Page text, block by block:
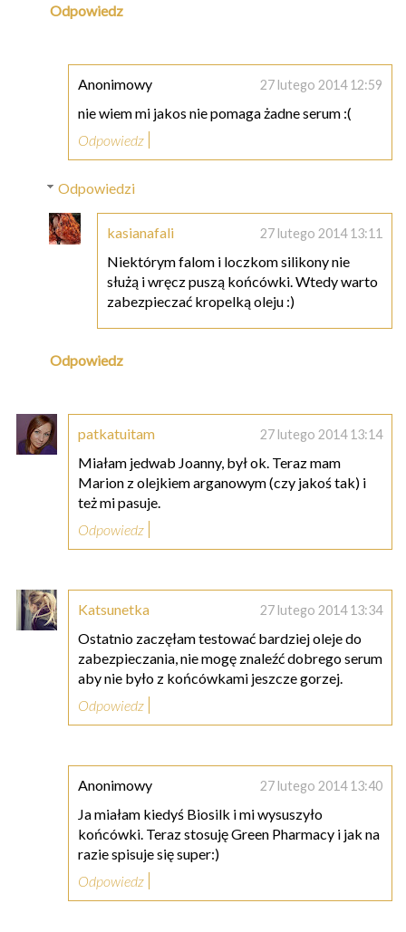
Odpowiedz
Anonimowy 27 lutego 2014 12:59
nie wiem mi jakos nie pomaga żadne serum :(
Odpowiedz
Odpowiedzi
kasianafali 27 lutego 2014 13:11
Niektórym falom i loczkom silikony nie
służą i wręcz puszą końcówki. Wtedy warto
zabezpieczać kropelką oleju :)
Odpowiedz
patkatuitam 27 lutego 2014 13:14
Miałam jedwab Joanny, był ok. Teraz mam
Marion z olejkiem arganowym (czy jakoś tak) i
też mi pasuje.
Odpowiedz
Katsunetka 27 lutego 2014 13:34
Ostatnio zaczęłam testować bardziej oleje do
zabezpieczania, nie mogę znaleźć dobrego serum
aby nie było z końcówkami jeszcze gorzej.
Odpowiedz
Anonimowy 27 lutego 2014 13:40
Ja miałam kiedyś Biosilk i mi wysuszyło
końcówki. Teraz stosuję Green Pharmacy i jak na
razie spisuje się super:)
Odpowiedz